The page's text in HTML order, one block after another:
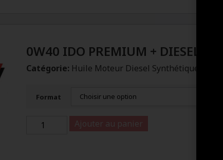
0W40 IDO PREMIUM + DIESEL
Catégorie: Huile Moteur Diesel Synthétique
Format
Ajouter au panier